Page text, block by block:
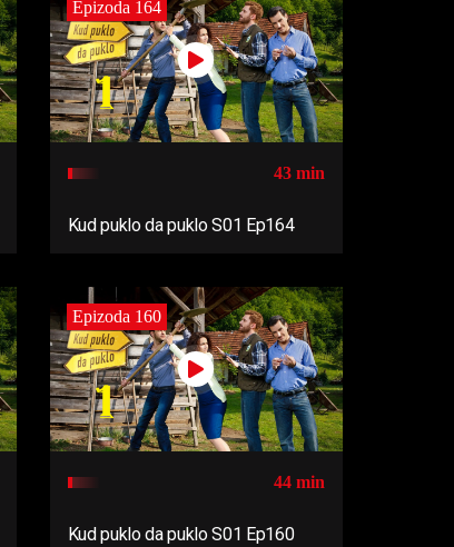
Epizoda 164
43 min
Kud puklo da puklo S01 Ep164
Epizoda 160
44 min
Kud puklo da puklo S01 Ep160